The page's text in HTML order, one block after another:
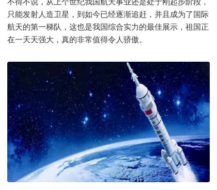
不得不说，从上个世纪我国航天事业还是处于刚起步阶段，
只能发射人造卫星，到如今已经逐渐追赶，并且成为了国际
航天的第一梯队，这也是我国综合实力的最佳展示，祖国正
在一天天强大，真的非常值得令人骄傲。